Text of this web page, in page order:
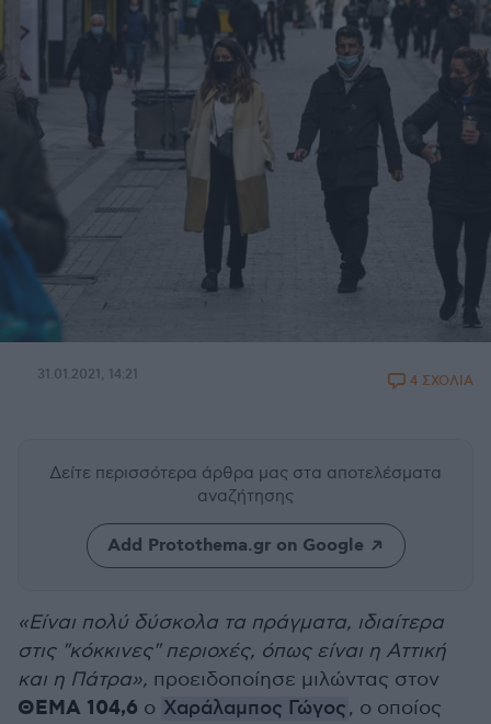
31.01.2021, 14:21 4 ΣΧΟΛΙΑ
Δείτε περισσότερα άρθρα μας στα αποτελέσματα
αναζήτησης
Add Protothema.gr on Google
«Είναι πολύ δύσκολα τα πράγματα, ιδιαίτερα
στις "κόκκινες" περιοχές, όπως είναι η Αττική
και η Πάτρα», προειδοποίησε μιλώντας στον
ΘΕΜΑ 104,6 ο Χαράλαμπος Γώγος, ο οποίος